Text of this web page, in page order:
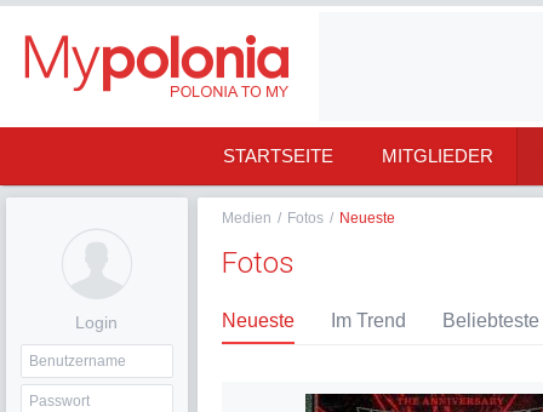
STARTSEITE MITGLIEDER
Login
Medien / Fotos / Neueste
Fotos
Neueste Im Trend Beliebteste